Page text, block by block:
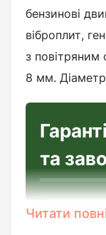
бензинові
віброплит,
з
8 мм.
та
Перед
Читати